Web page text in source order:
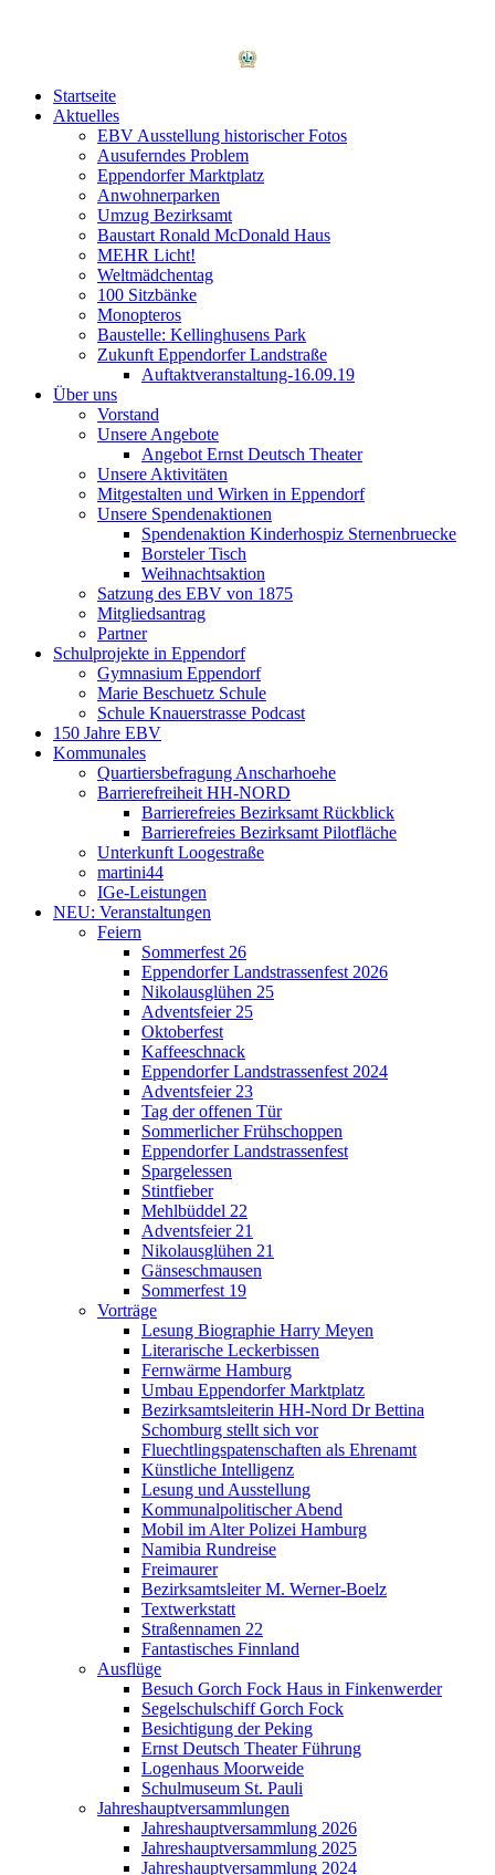
Startseite
Aktuelles
EBV Ausstellung historischer Fotos
Ausuferndes Problem
Eppendorfer Marktplatz
Anwohnerparken
Umzug Bezirksamt
Baustart Ronald McDonald Haus
MEHR Licht!
Weltmädchentag
100 Sitzbänke
Monopteros
Baustelle: Kellinghusens Park
Zukunft Eppendorfer Landstraße
Auftaktveranstaltung-16.09.19
Über uns
Vorstand
Unsere Angebote
Angebot Ernst Deutsch Theater
Unsere Aktivitäten
Mitgestalten und Wirken in Eppendorf
Unsere Spendenaktionen
Spendenaktion Kinderhospiz Sternenbruecke
Borsteler Tisch
Weihnachtsaktion
Satzung des EBV von 1875
Mitgliedsantrag
Partner
Schulprojekte in Eppendorf
Gymnasium Eppendorf
Marie Beschuetz Schule
Schule Knauerstrasse Podcast
150 Jahre EBV
Kommunales
Quartiersbefragung Anscharhoehe
Barrierefreiheit HH-NORD
Barrierefreies Bezirksamt Rückblick
Barrierefreies Bezirksamt Pilotfläche
Unterkunft Loogestraße
martini44
IGe-Leistungen
NEU: Veranstaltungen
Feiern
Sommerfest 26
Eppendorfer Landstrassenfest 2026
Nikolausglühen 25
Adventsfeier 25
Oktoberfest
Kaffeeschnack
Eppendorfer Landstrassenfest 2024
Adventsfeier 23
Tag der offenen Tür
Sommerlicher Frühschoppen
Eppendorfer Landstrassenfest
Spargelessen
Stintfieber
Mehlbüddel 22
Adventsfeier 21
Nikolausglühen 21
Gänseschmausen
Sommerfest 19
Vorträge
Lesung Biographie Harry Meyen
Literarische Leckerbissen
Fernwärme Hamburg
Umbau Eppendorfer Marktplatz
Bezirksamtsleiterin HH-Nord Dr Bettina
Schomburg stellt sich vor
Fluechtlingspatenschaften als Ehrenamt
Künstliche Intelligenz
Lesung und Ausstellung
Kommunalpolitischer Abend
Mobil im Alter Polizei Hamburg
Namibia Rundreise
Freimaurer
Bezirksamtsleiter M. Werner-Boelz
Textwerkstatt
Straßennamen 22
Fantastisches Finnland
Ausflüge
Besuch Gorch Fock Haus in Finkenwerder
Segelschulschiff Gorch Fock
Besichtigung der Peking
Ernst Deutsch Theater Führung
Logenhaus Moorweide
Schulmuseum St. Pauli
Jahreshauptversammlungen
Jahreshauptversammlung 2026
Jahreshauptversammlung 2025
Jahreshauptversammlung 2024